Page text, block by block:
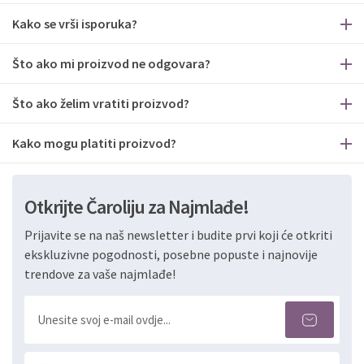
Kako se vrši isporuka?
Što ako mi proizvod ne odgovara?
Što ako želim vratiti proizvod?
Kako mogu platiti proizvod?
Otkrijte Čaroliju za Najmlađe!
Prijavite se na naš newsletter i budite prvi koji će otkriti
ekskluzivne pogodnosti, posebne popuste i najnovije
trendove za vaše najmlađe!